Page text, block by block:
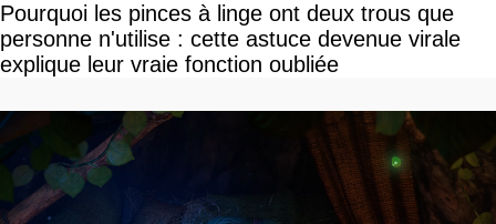
Pourquoi les pinces à linge ont deux trous que
personne n'utilise : cette astuce devenue virale
explique leur vraie fonction oubliée